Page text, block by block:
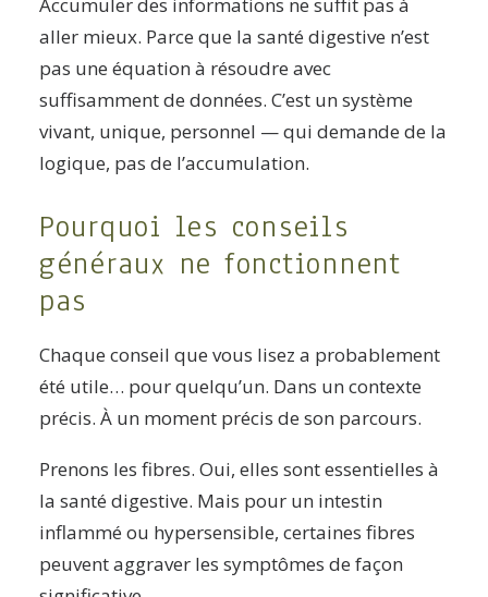
aller mieux. Parce que la santé digestive n’est
pas une équation à résoudre avec
suffisamment de données. C’est un système
vivant, unique, personnel — qui demande de la
logique, pas de l’accumulation.
Pourquoi les conseils
généraux ne fonctionnent
pas
Chaque conseil que vous lisez a probablement
été utile… pour quelqu’un. Dans un contexte
précis. À un moment précis de son parcours.
Prenons les fibres. Oui, elles sont essentielles à
la santé digestive. Mais pour un intestin
inflammé ou hypersensible, certaines fibres
peuvent aggraver les symptômes de façon